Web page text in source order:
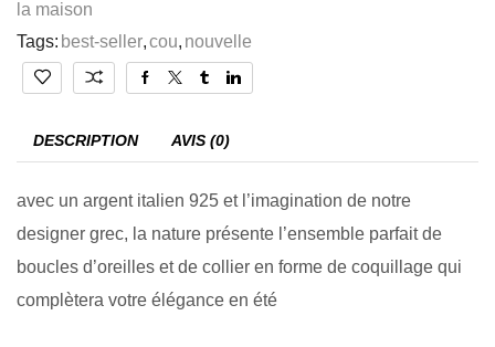
la maison
Tags: best-seller,cou, nouvelle
DESCRIPTION AVIS (0)
avec un argent italien 925 et l’imagination de notre
designer grec, la nature présente l’ensemble parfait de
boucles d’oreilles et de collier en forme de coquillage qui
complètera votre élégance en été